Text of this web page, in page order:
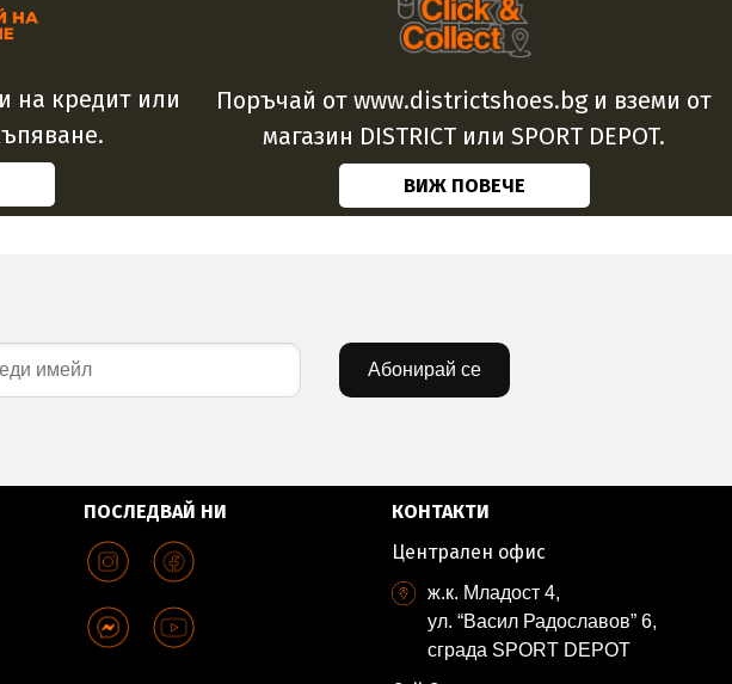
на кредит или
Поръчай от www.districtshoes.bg и вземи от
магазин DISTRICT или SPORT DEPOT.
ВИЖ ПОВЕЧЕ
Абонирай се
ПОСЛЕДВАЙ НИ
КОНТАКТИ
Централен офис
ж.к. Младост 4,
ул. “Васил Радославов” 6,
сграда SPORT DEPOT